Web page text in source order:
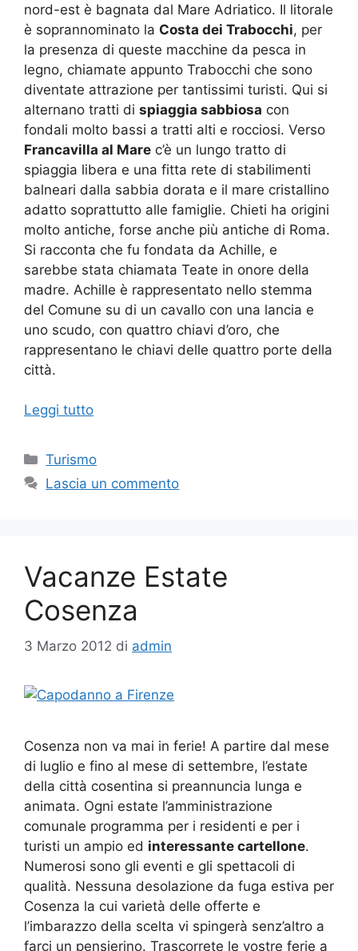
nord-est è bagnata dal Mare Adriatico. Il litorale
è soprannominato la Costa dei Trabocchi, per
la presenza di queste macchine da pesca in
legno, chiamate appunto Trabocchi che sono
diventate attrazione per tantissimi turisti. Qui si
alternano tratti di spiaggia sabbiosa con
fondali molto bassi a tratti alti e rocciosi. Verso
Francavilla al Mare c’è un lungo tratto di
spiaggia libera e una fitta rete di stabilimenti
balneari dalla sabbia dorata e il mare cristallino
adatto soprattutto alle famiglie. Chieti ha origini
molto antiche, forse anche più antiche di Roma.
Si racconta che fu fondata da Achille, e
sarebbe stata chiamata Teate in onore della
madre. Achille è rappresentato nello stemma
del Comune su di un cavallo con una lancia e
uno scudo, con quattro chiavi d’oro, che
rappresentano le chiavi delle quattro porte della
città.
Leggi tutto
Categorie
Turismo
Lascia un commento
Vacanze Estate
Cosenza
3 Marzo 2012 di admin
Cosenza non va mai in ferie! A partire dal mese
di luglio e fino al mese di settembre, l’estate
della città cosentina si preannuncia lunga e
animata. Ogni estate l’amministrazione
comunale programma per i residenti e per i
turisti un ampio ed interessante cartellone.
Numerosi sono gli eventi e gli spettacoli di
qualità. Nessuna desolazione da fuga estiva per
Cosenza la cui varietà delle offerte e
l’imbarazzo della scelta vi spingerà senz’altro a
farci un pensierino. Trascorrete le vostre ferie a